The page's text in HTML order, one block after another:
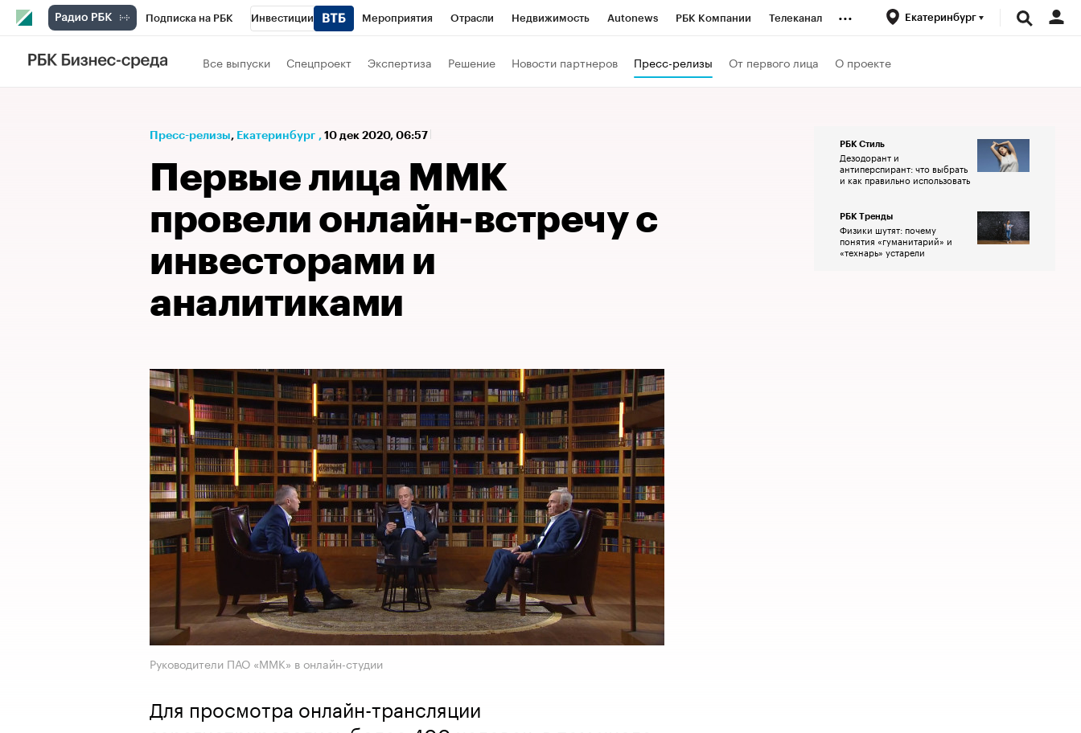
Подписка на РБК Инвестиции Мероприятия Отрасли Недвижимость Autonews РБК Компании Телеканал
РБК Вино
Проверка контрагентов Экономика Бизнес Технологии и медиа
... Екатеринбург
Все выпуски Спецпроект Экспертиза Решение Новости партнеров Пресс-релизы От первого лица О проекте
Пресс-релизы⁠, Екатеринбург , 10 дек 2020, 06:57
Первые лица ММК
провели онлайн-встречу с
инвесторами и
аналитиками
Руководители ПАО «ММК» в онлайн-студии
Для просмотра онлайн-трансляции
РБК Стиль
Дезодорант и
антиперспирант: что выбрать
и как правильно использовать
РБК Тренды
Физики шутят: почему
понятия «гуманитарий» и
«технарь» устарели